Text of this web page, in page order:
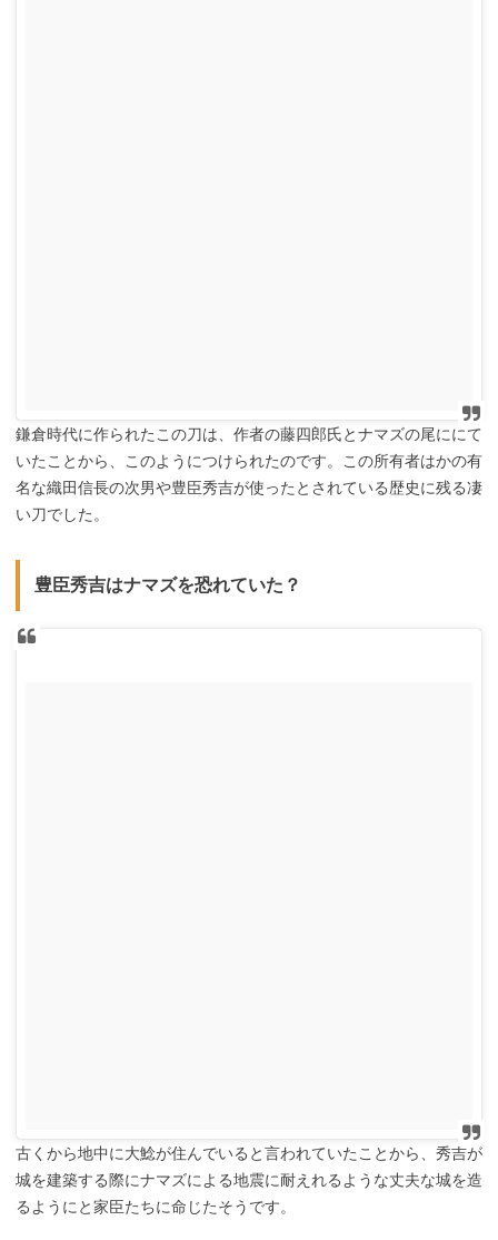
鎌倉時代に作られたこの刀は、作者の藤四郎氏とナマズの尾ににて
いたことから、このようにつけられたのです。この所有者はかの有
名な織田信長の次男や豊臣秀吉が使ったとされている歴史に残る凄
い刀でした。
豊臣秀吉はナマズを恐れていた？
古くから地中に大鯰が住んでいると言われていたことから、秀吉が
城を建築する際にナマズによる地震に耐えれるような丈夫な城を造
るようにと家臣たちに命じたそうです。